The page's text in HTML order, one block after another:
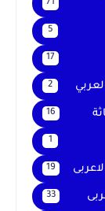
71
5
17
2
16
1
19
33